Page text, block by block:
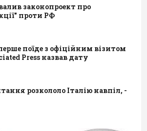
законопроект про
проти РФ
поїде з офіційним візитом
Press назвав дату
розкололо Італію навпіл, -